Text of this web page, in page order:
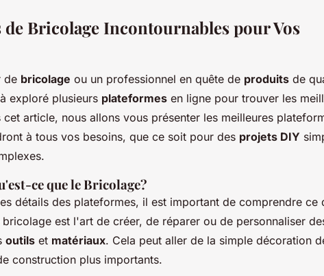
Bricolage Incontournables pour Vos
de bricolage ou un professionnel en quête de produits de
exploré plusieurs plateformes en ligne pour trouver les
cet article, nous allons vous présenter les meilleures
à tous vos besoins, que ce soit pour des projets DIY
ce que le Bricolage?
détails des plateformes, il est important de comprendre ce
bricolage est l'art de créer, de réparer ou de personnaliser
outils et matériaux. Cela peut aller de la simple décoration
construction plus importants.